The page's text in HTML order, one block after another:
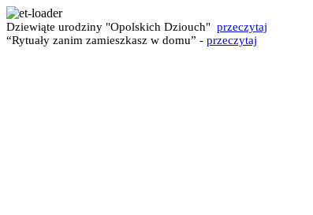
Dziewiąte urodziny "Opolskich Dziouch" przeczytaj
“Rytuały zanim zamieszkasz w domu” - przeczytaj